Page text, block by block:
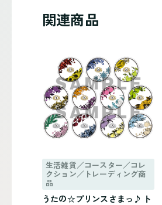
関連商品
生活雑貨／コースター／コレ
クション／トレーディング商
品
うたの☆プリンスさまっ♪ ト